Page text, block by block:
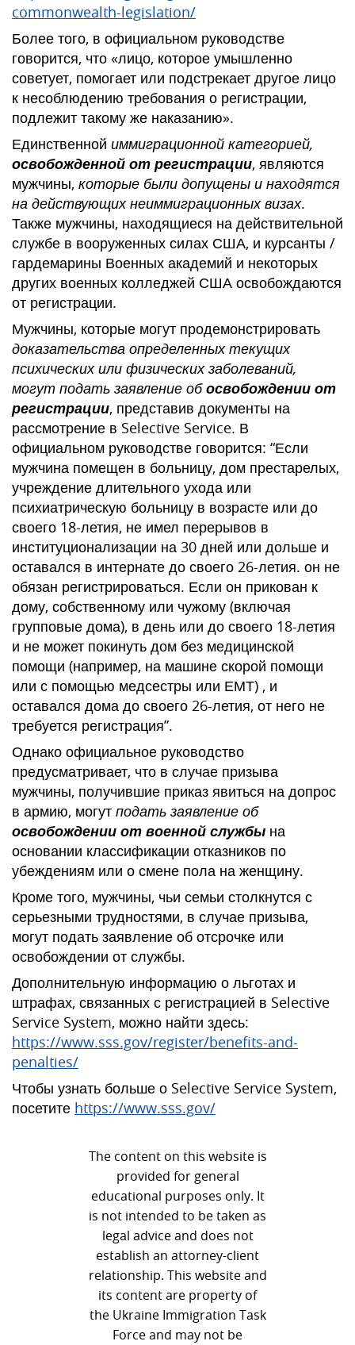
commonwealth-legislation/
Более того, в официальном руководстве
говорится, что «лицо, которое умышленно
советует, помогает или подстрекает другое лицо
к несоблюдению требования о регистрации,
подлежит такому же наказанию».
Единственной иммиграционной категорией,
освобожденной от регистрации, являются
мужчины, которые были допущены и находятся
на действующих неиммиграционных визах.
Также мужчины, находящиеся на действительной
службе в вооруженных силах США, и курсанты /
гардемарины Военных академий и некоторых
других военных колледжей США освобождаются
от регистрации.
Мужчины, которые могут продемонстрировать
доказательства определенных текущих
психических или физических заболеваний,
могут подать заявление обосвобождении от
регистрации, представив документы на
рассмотрение в Selective Service. В
официальном руководстве говорится: “Если
мужчина помещен в больницу, дом престарелых,
учреждение длительного ухода или
психиатрическую больницу в возрасте или до
своего 18-летия, не имел перерывов в
институционализации на 30 дней или дольше и
оставался в интернате до своего 26-летия. он не
обязан регистрироваться. Если он прикован к
дому, собственному или чужому (включая
групповые дома), в день или до своего 18-летия
и не может покинуть дом без медицинской
помощи (например, на машине скорой помощи
или с помощью медсестры или ЕМТ) , и
оставался дома до своего 26-летия, от него не
требуется регистрация”.
Однако официальное руководство
предусматривает, что в случае призыва
мужчины, получившие приказ явиться на допрос
в армию, могут подать заявление об
освобождении от военной службы на
основании классификации отказников по
убеждениям или о смене пола на женщину.
Кроме того, мужчины, чьи семьи столкнутся с
серьезными трудностями, в случае призыва,
могут подать заявление об отсрочке или
освобождении от службы.
Дополнительную информацию о льготах и
штрафах, связанных с регистрацией в Selective
Service System, можно найти здесь:
https://www.sss.gov/register/benefits-and-
penalties/
Чтобы узнать больше о Selective Service System,
посетите https://www.sss.gov/
The content on this website is
provided for general
educational purposes only. It
is not intended to be taken as
legal advice and does not
establish an attorney-client
relationship. This website and
its content are property of
the Ukraine Immigration Task
Force and may not be